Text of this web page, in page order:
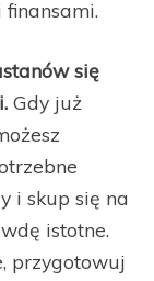
się
Gdy już
i skup się na
istotne.
przygotowuj